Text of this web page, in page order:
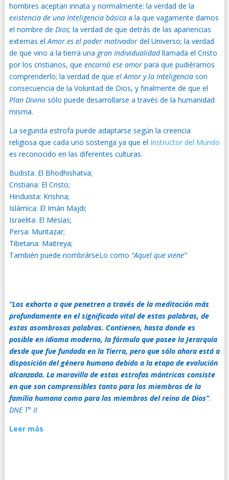
hombres aceptan innata y normalmente: la verdad de la
existencia de una Inteligencia básicaa la que vagamente damos
el nombre de Dios; la verdad de que detrás de las apariencias
externas elAmor es el poder motivador del Universo; la verdad
de que vino a la tierra una gran Individualidadllamada el Cristo
por los cristianos, que encarnó ese amorpara que pudiéramos
comprenderlo; la verdad de que el Amor y la Inteligenciason
consecuencia de la Voluntad de Dios, y finalmente de que el
Plan Divinosólo puede desarrollarse a través de la humanidad
misma.
La segunda estrofa puede adaptarse según la creencia
religiosa que cada uno sostenga ya que el Instructor del Mundo
es reconocido en las diferentes culturas.
Budista: El Bhodhishatva;
Cristiana: El Cristo;
Hinduista: Krishna;
Islámica: El Imán Majdi;
Israelita: El Mesías;
Persa: Muntazar;
Tibetana: Maitreya;
También puede nombrárseLo como “Aquel que viene”
“Los exhorto a que penetren a través de la meditación más
profundamente en el significado vital de estas palabras, de
estas asombrosas palabras. Contienen, hasta donde es
posible en idioma moderno, la fórmula que posee la Jerarquía
desde que fue fundada en la Tierra, pero que sólo ahora está a
disposición del género humano debido a la etapa de evolución
alcanzada. La maravilla de estas estrofas mántricas consiste
en que son comprensibles tanto para los miembros de la
familia humana como para los miembros del reino de Dios”.
DNE T° II
Leer más